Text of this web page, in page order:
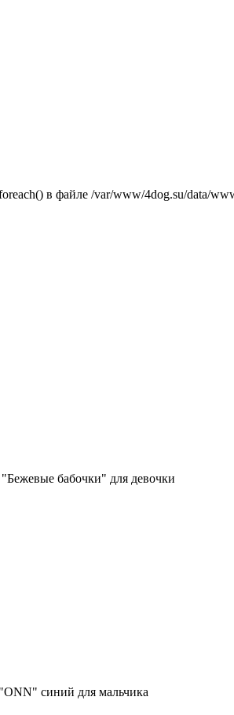
в файле /var/www/4dog.su/data/
бабочки" для девочки
синий для мальчика